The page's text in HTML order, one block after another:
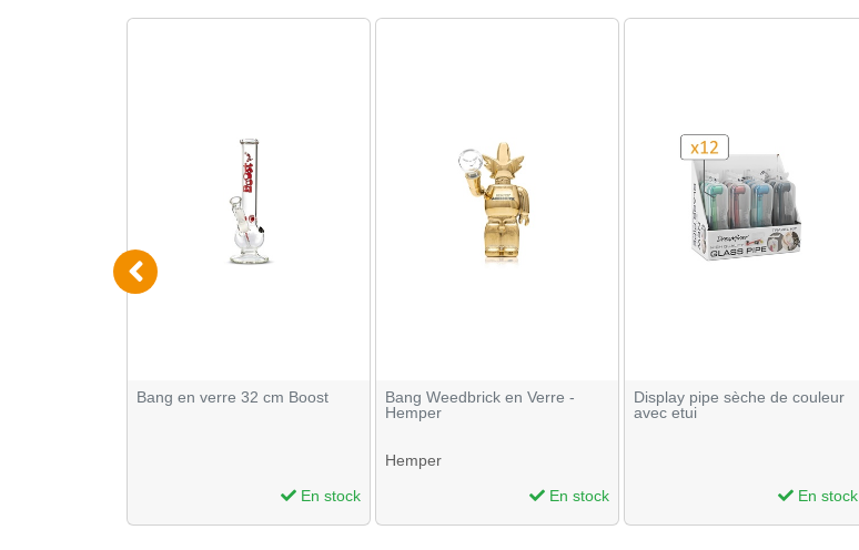
Bang en verre 32 cm Boost
En stock
Bang Weedbrick en Verre -
Hemper
Hemper
En stock
Display pipe sèche de couleur
avec etui
En stock